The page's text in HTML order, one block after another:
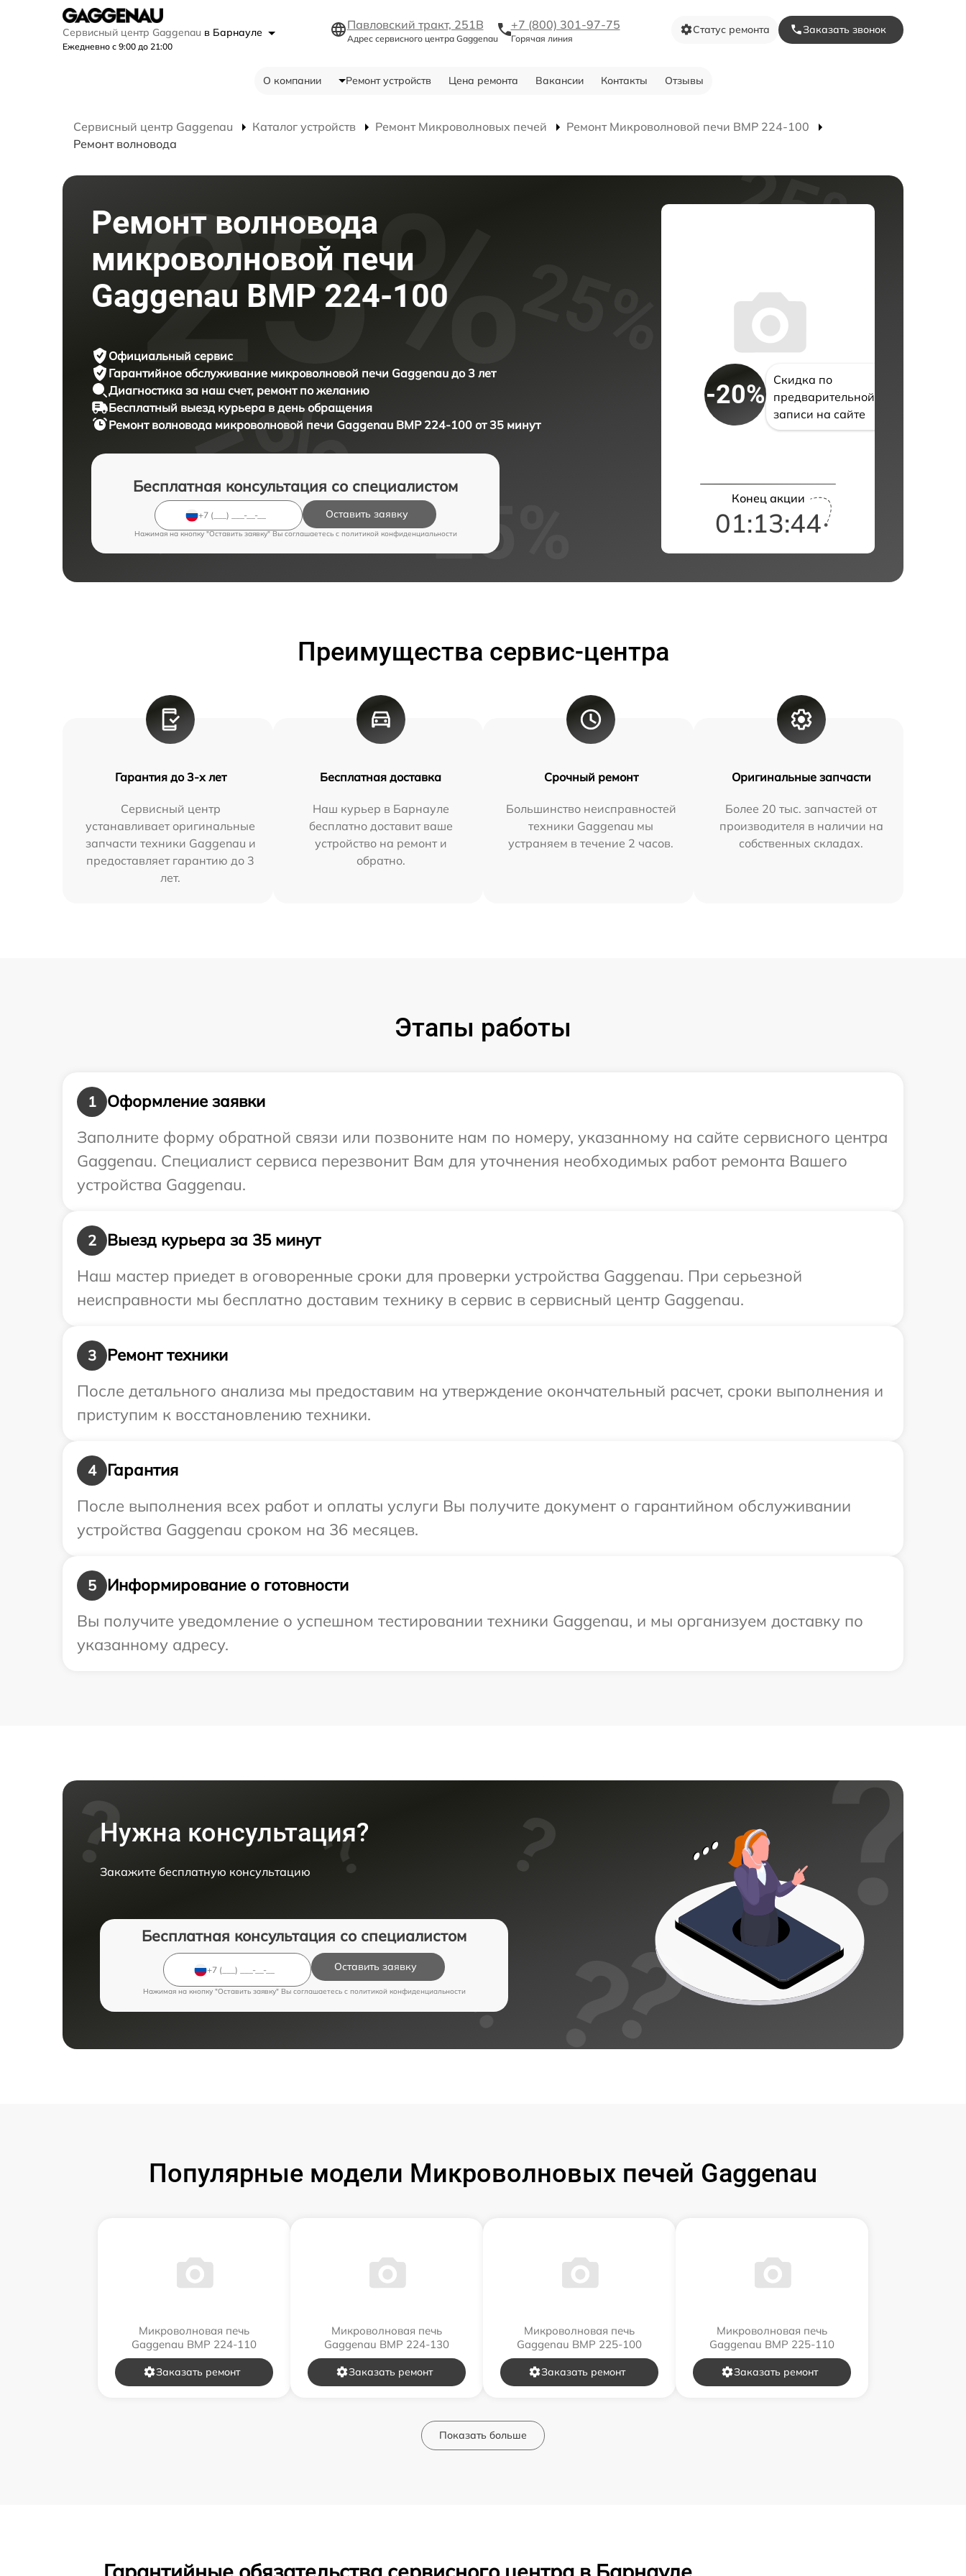
Сервисный центр Gaggenau в Барнауле
Ежедневно с 9:00 до 21:00
Павловский тракт, 251В
Адрес сервисного центра Gaggenau
+7 (800) 301-97-75
Горячая линия
Статус ремонта Заказать звонок
О компании Ремонт устройств Цена ремонта Вакансии Контакты Отзывы
Сервисный центр Gaggenau Каталог устройств Ремонт Микроволновых печей
Ремонт Микроволновой печи BMP 224-100
Ремонт волновода
Ремонт волновода
микроволновой печи
Gaggenau BMP 224-100
Официальный сервис
Гарантийное обслуживание микроволновой печи Gaggenau до 3 лет
Диагностика за наш счет, ремонт по желанию
Бесплатный выезд курьера в день обращения
Ремонт волновода микроволновой печи Gaggenau BMP 224-100 от 35 минут
Бесплатная консультация со специалистом
Оставить заявку
Нажимая на кнопку "Оставить заявку" Вы соглашаетесь c политикой конфиденциальности
-20%
Скидка по
предварительной
записи на сайте
Конец акции
01:13:43
Преимущества сервис-центра
Гарантия до 3-х лет
Сервисный центр
устанавливает оригинальные
запчасти техники Gaggenau и
предоставляет гарантию до 3
лет.
Бесплатная доставка
Наш курьер в Барнауле
бесплатно доставит ваше
устройство на ремонт и
обратно.
Срочный ремонт
Большинство неисправностей
техники Gaggenau мы
устраняем в течение 2 часов.
Оригинальные запчасти
Более 20 тыс. запчастей от
производителя в наличии на
собственных складах.
Этапы работы
1
Оформление заявки
Заполните форму обратной связи или позвоните нам по номеру, указанному на сайте сервисного центра
Gaggenau. Специалист сервиса перезвонит Вам для уточнения необходимых работ ремонта Вашего
устройства Gaggenau.
2
Выезд курьера за 35 минут
Наш мастер приедет в оговоренные сроки для проверки устройства Gaggenau. При серьезной
неисправности мы бесплатно доставим технику в сервис в сервисный центр Gaggenau.
3
Ремонт техники
После детального анализа мы предоставим на утверждение окончательный расчет, сроки выполнения и
приступим к восстановлению техники.
4
Гарантия
После выполнения всех работ и оплаты услуги Вы получите документ о гарантийном обслуживании
устройства Gaggenau сроком на 36 месяцев.
5
Информирование о готовности
Вы получите уведомление о успешном тестировании техники Gaggenau, и мы организуем доставку по
указанному адресу.
Нужна консультация?
Закажите бесплатную консультацию
Бесплатная консультация со специалистом
Оставить заявку
Нажимая на кнопку "Оставить заявку" Вы соглашаетесь c политикой конфиденциальности
Популярные модели Микроволновых печей Gaggenau
Микроволновая печь
Gaggenau BMP 224-110
Заказать ремонт
Микроволновая печь
Gaggenau BMP 224-130
Заказать ремонт
Микроволновая печь
Gaggenau BMP 225-100
Заказать ремонт
Микроволновая печь
Gaggenau BMP 225-110
Заказать ремонт
Показать больше